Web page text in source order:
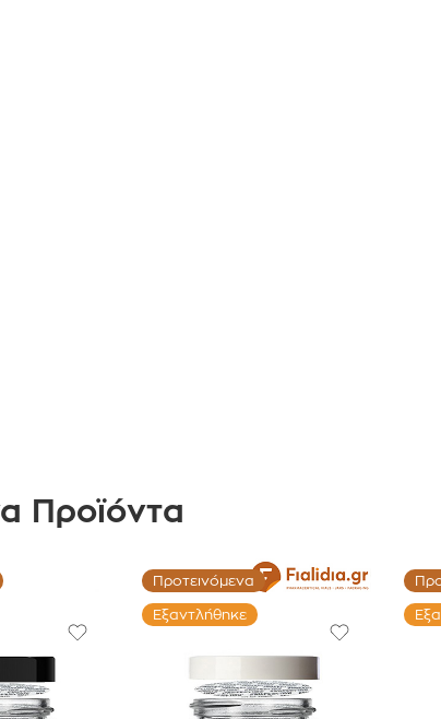
Προϊόντα
Προτεινόμενα
Εξαντλήθηκε